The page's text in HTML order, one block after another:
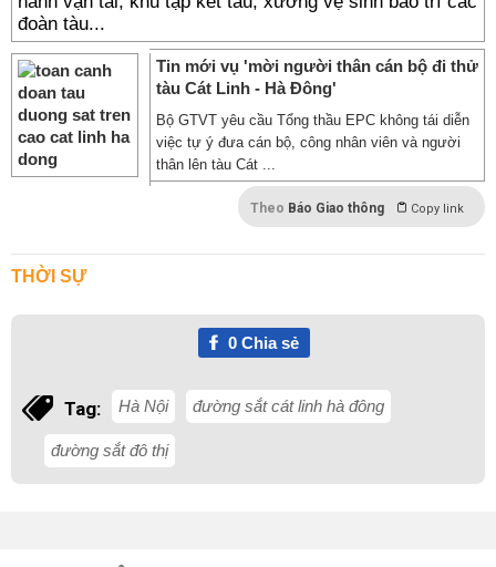
đoàn tàu...
Tin mới vụ 'mời người thân cán bộ đi thử
tàu Cát Linh - Hà Đông'
Bộ GTVT yêu cầu Tổng thầu EPC không tái diễn
việc tự ý đưa cán bộ, công nhân viên và người
thân lên tàu Cát ...
Theo Báo Giao thông Copy link
THỜI SỰ
0Chia sẻ
Tag: Hà Nội đường sắt cát linh hà đông
đường sắt đô thị